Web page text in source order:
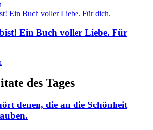
Ein Buch voller Liebe. Für
des Tages
denen, die an die Schönheit